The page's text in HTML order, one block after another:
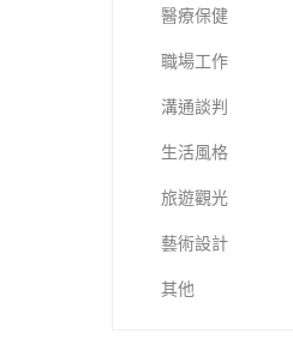
醫療保健
職場工作
溝通談判
生活風格
旅遊觀光
藝術設計
其他